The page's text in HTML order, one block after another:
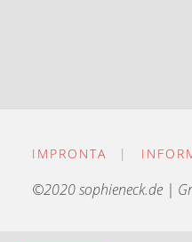
IMPRONTA |
©2020 sophieneck.de |